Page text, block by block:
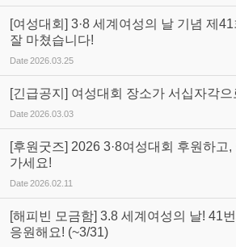
[여성대회] 3·8 세계여성의 날 기념 제
잘 마쳤습니다!
Date2026.03.25
[긴급공지] 여성대회 장소가 서십자각
Date2026.03.03
[후원굿즈] 2026 3·8여성대회 후원하고
가세요!
Date2026.02.11
[해피빈 모금함] 3.8 세계여성의 날! 41
응원해요! (~3/31)